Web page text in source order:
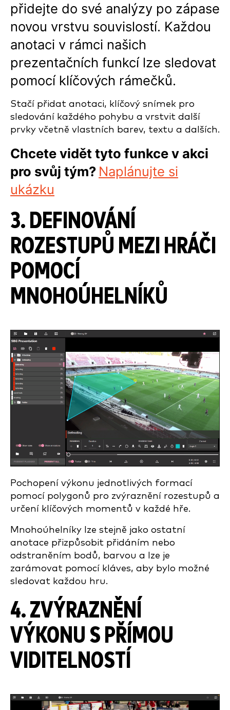
přidejte do své analýzy po zápase
novou vrstvu souvislostí. Každou
anotaci v rámci našich
prezentačních funkcí lze sledovat
pomocí klíčových rámečků.
Stačí přidat anotaci, klíčový snímek pro
sledování každého pohybu a vrstvit další
prvky včetně vlastních barev, textu a dalších.
Chcete vidět tyto funkce v akci
pro svůj tým? Naplánujte si
ukázku
3. DEFINOVÁNÍ
ROZESTUPŮ MEZI HRÁČI
POMOCÍ
MNOHOÚHELNÍKŮ
Pochopení výkonu jednotlivých formací
pomocí polygonů pro zvýraznění rozestupů a
určení klíčových momentů v každé hře.
Mnohoúhelníky lze stejně jako ostatní
anotace přizpůsobit přidáním nebo
odstraněním bodů, barvou a lze je
zarámovat pomocí kláves, aby bylo možné
sledovat každou hru.
4. ZVÝRAZNĚNÍ
VÝKONU S PŘÍMOU
VIDITELNOSTÍ